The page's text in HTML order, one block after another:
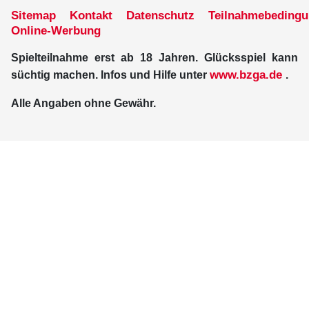
Sitemap Kontakt Datenschutz
Online-Werbung
Spielteilnahme erst ab 18 Jahren. Glücksspiel kann
süchtig machen. Infos und Hilfe unter www.bzga.de .
Alle Angaben ohne Gewähr.